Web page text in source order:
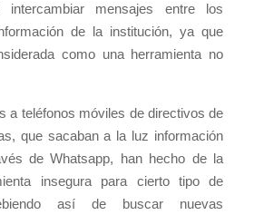
mensajes entre los
de la institución, ya que
como una herramienta no
a teléfonos móviles de directivos de
que sacaban a la luz información
de Whatsapp, han hecho de la
insegura para cierto tipo de
así de buscar nuevas